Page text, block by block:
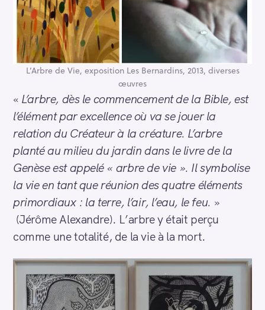
L’Arbre de Vie, exposition Les Bernardins, 2013, diverses
œuvres
« L’arbre, dès le commencement de la Bible, est
l’élément par excellence où va se jouer la
relation du Créateur à la créature. L’arbre
planté au milieu du jardin dans le livre de la
Genèse est appelé « arbre de vie ». Il symbolise
la vie en tant que réunion des quatre éléments
primordiaux : la terre, l’air, l’eau, le feu. »
(Jérôme Alexandre). L’arbre y était perçu
comme une totalité, de la vie à la mort.